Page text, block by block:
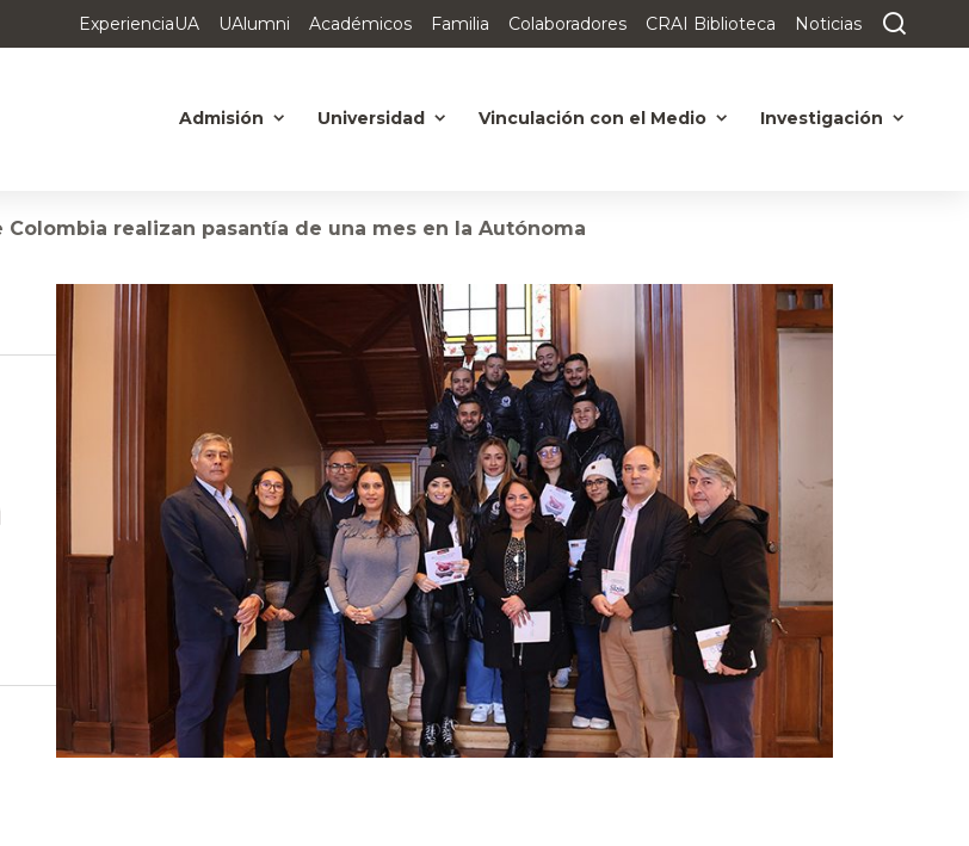
ExperienciaUA UAlumni Académicos Familia Colaboradores CRAI Biblioteca Noticias
Admisión Universidad Vinculación con el Medio Investigación
realizan pasantía de una mes en la Autónoma